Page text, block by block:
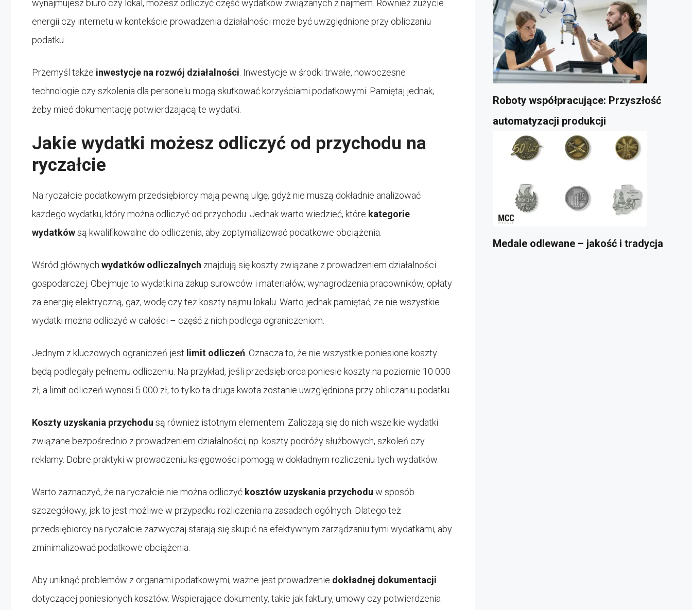
wynajmujesz biuro czy lokal, możesz odliczyć część wydatków związanych z najmem. Również zużycie
energii czy internetu w kontekście prowadzenia działalności może być uwzględnione przy obliczaniu
podatku.
Przemyśl także inwestycje na rozwój działalności. Inwestycje w środki trwałe, nowoczesne
technologie czy szkolenia dla personelu mogą skutkować korzyściami podatkowymi. Pamiętaj jednak,
żeby mieć dokumentację potwierdzającą te wydatki.
Jakie wydatki możesz odliczyć od przychodu na
ryczałcie
Na ryczałcie podatkowym przedsiębiorcy mają pewną ulgę, gdyż nie muszą dokładnie analizować
każdego wydatku, który można odliczyć od przychodu. Jednak warto wiedzieć, które kategorie
wydatkówsą kwalifikowalne do odliczenia, aby zoptymalizować podatkowe obciążenia.
Wśród głównych wydatków odliczalnych znajdują się koszty związane z prowadzeniem działalności
gospodarczej. Obejmuje to wydatki na zakup surowców i materiałów, wynagrodzenia pracowników, opłaty
za energię elektryczną, gaz, wodę czy też koszty najmu lokalu. Warto jednak pamiętać, że nie wszystkie
wydatki można odliczyć w całości – część z nich podlega ograniczeniom.
Jednym z kluczowych ograniczeń jest limit odliczeń. Oznacza to, że nie wszystkie poniesione koszty
będą podlegały pełnemu odliczeniu. Na przykład, jeśli przedsiębiorca poniesie koszty na poziomie 10 000
zł, a limit odliczeń wynosi 5 000 zł, to tylko ta druga kwota zostanie uwzględniona przy obliczaniu podatku.
Koszty uzyskania przychodu są również istotnym elementem. Zaliczają się do nich wszelkie wydatki
związane bezpośrednio z prowadzeniem działalności, np. koszty podróży służbowych, szkoleń czy
reklamy. Dobre praktyki w prowadzeniu księgowości pomogą w dokładnym rozliczeniu tych wydatków.
Warto zaznaczyć, że na ryczałcie nie można odliczyć kosztów uzyskania przychodu w sposób
szczegółowy, jak to jest możliwe w przypadku rozliczenia na zasadach ogólnych. Dlatego też
przedsiębiorcy na ryczałcie zazwyczaj starają się skupić na efektywnym zarządzaniu tymi wydatkami, aby
zminimalizować podatkowe obciążenia.
Aby uniknąć problemów z organami podatkowymi, ważne jest prowadzenie dokładnej dokumentacji
dotyczącej poniesionych kosztów. Wspierające dokumenty, takie jak faktury, umowy czy potwierdzenia
Roboty współpracujące: Przyszłość
automatyzacji produkcji
Medale odlewane – jakość i tradycja